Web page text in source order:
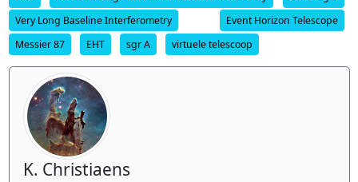
Very Long Baseline Interferometry
Event Horizon Telescope
Messier 87
EHT sgr A virtuele telescoop
K. Christiaens